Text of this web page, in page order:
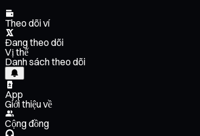
Theo dõi ví
Đang theo dõi
Vị thế
Danh sách theo dõi
App
Giới thiệu về
Cộng đồng